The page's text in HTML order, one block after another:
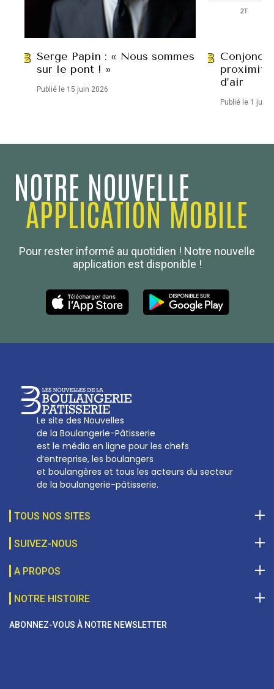
Serge Papin : « Nous sommes
sur le pont ! »
Publié le 15 juin 2026
proximité
d’air
Publié le 1 juin
NOTRE NOUVELLE
APPLICATION MOBILE
Pour rester informé au quotidien ! Notre nouvelle
application est disponible !
Le site des Nouvelles
de la Boulangerie-Pâtisserie
est le média en ligne pour les chefs
d’entreprise, les boulangers
et boulangères et tous les acteurs du secteur
de la boulangerie-pâtisserie.
TOUS NOS SITES
Boulanger de France
SUIVEZ-NOUS
A PROPOS
Les Nouvelles de la Boulangerie-Pâtisserie Française
27, av d’Eylau - 75782 Paris Cédex 16
01 53 70 16 25
NOTRE HISTOIRE
ABONNEZ-VOUS À NOTRE NEWSLETTER